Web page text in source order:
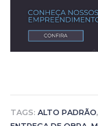
TAGS: ALTO PADRÃO,